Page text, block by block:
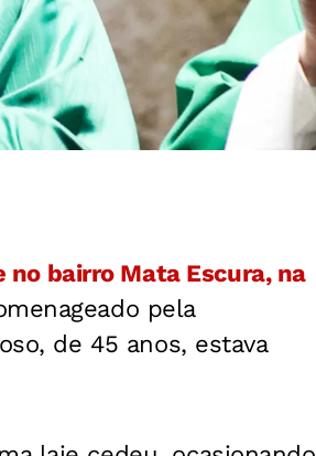
bairro Mata Escura, na
pela
de 45 anos, estava